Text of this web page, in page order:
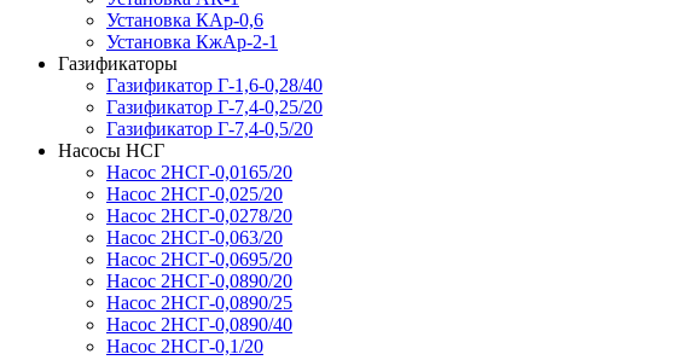
Установка КАр-0,6
Установка КжАр-2-1
Газификаторы
Газификатор Г-1,6-0,28/40
Газификатор Г-7,4-0,25/20
Газификатор Г-7,4-0,5/20
Насосы НСГ
Насос 2НСГ-0,0165/20
Насос 2НСГ-0,025/20
Насос 2НСГ-0,0278/20
Насос 2НСГ-0,063/20
Насос 2НСГ-0,0695/20
Насос 2НСГ-0,0890/20
Насос 2НСГ-0,0890/25
Насос 2НСГ-0,0890/40
Насос 2НСГ-0,1/20